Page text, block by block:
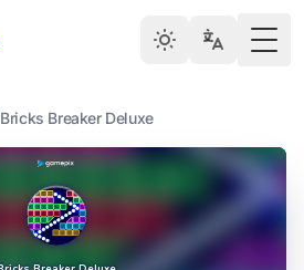
Bricks Breaker Deluxe